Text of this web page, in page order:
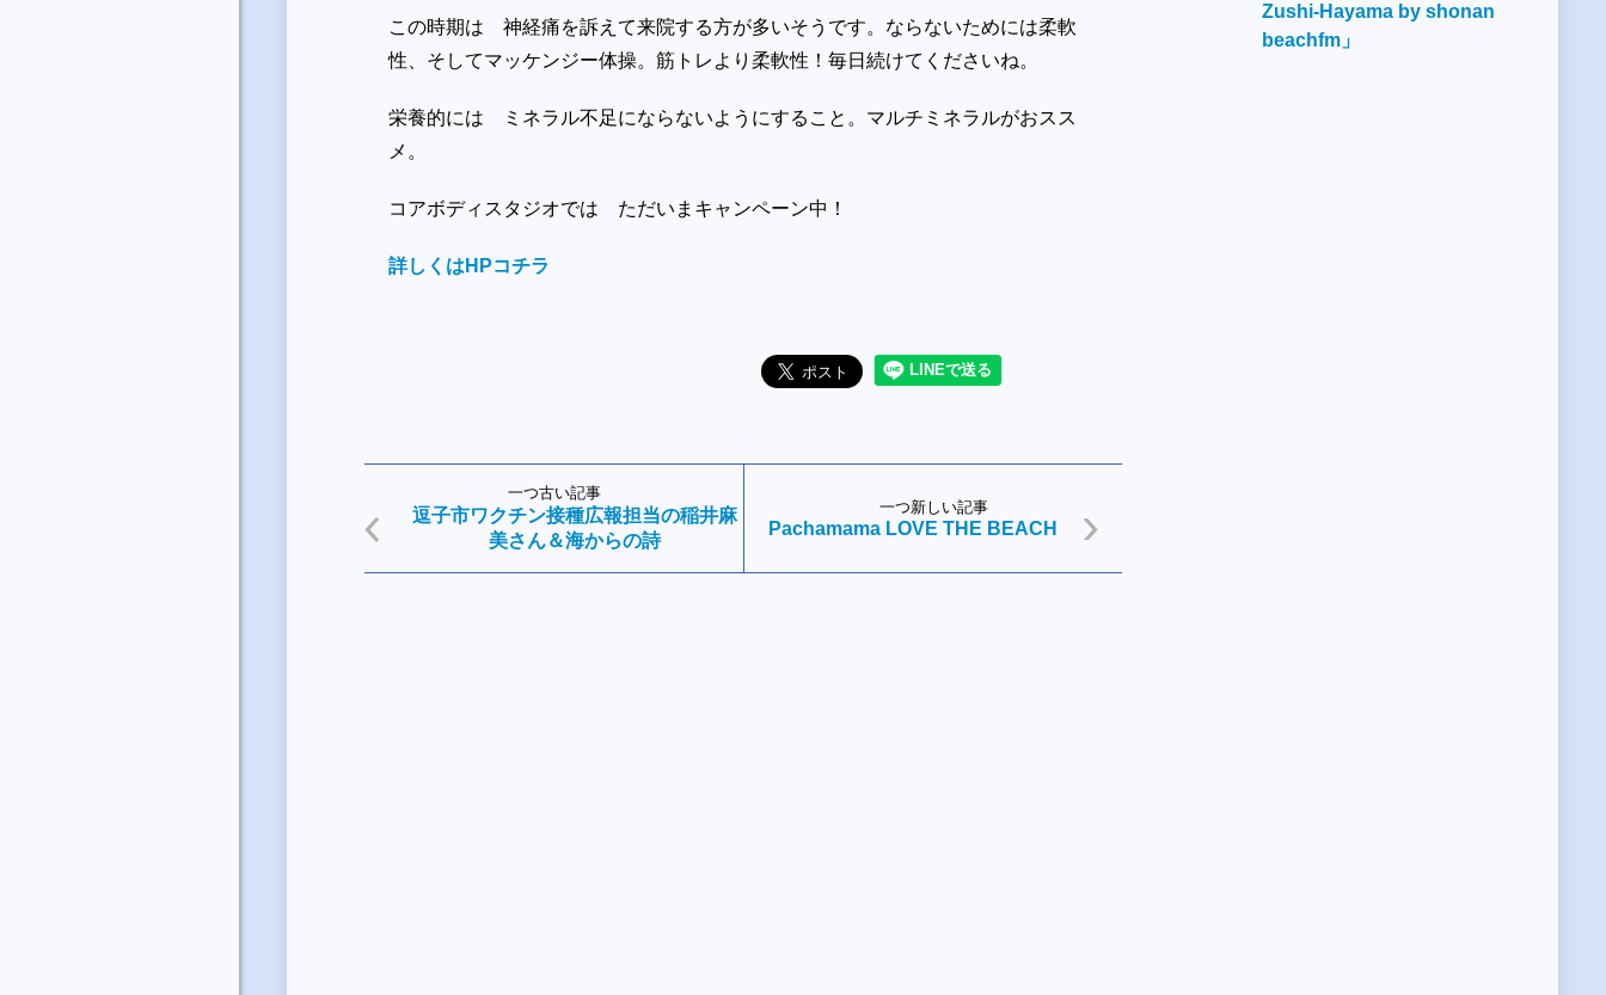
この時期は 神経痛を訴えて来院する方が多いそうです。ならないためには柔軟
性、そしてマッケンジー体操。筋トレより柔軟性！毎日続けてくださいね。
栄養的には ミネラル不足にならないようにすること。マルチミネラルがおスス
メ。
コアボディスタジオでは ただいまキャンペーン中！
詳しくはHPコチラ
一つ古い記事
逗子市ワクチン接種広報担当の稲井麻
美さん＆海からの詩
一つ新しい記事
Pachamama LOVE THE BEACH
Zushi-Hayama by shonan
beachfm」